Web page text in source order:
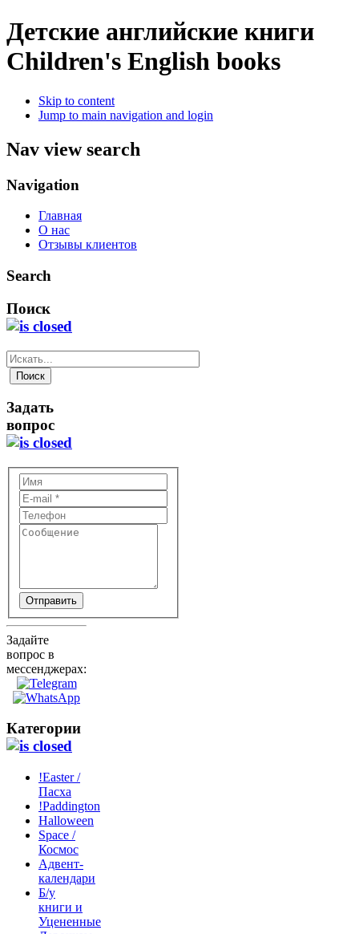
Детские английские книги
Children's English books
Skip to content
Jump to main navigation and login
Nav view search
Navigation
Главная
О нас
Отзывы клиентов
Search
Поиск
Задать
вопрос
Отправить
Задайте
вопрос в
мессенджерах:
Категории
!Easter /
Пасха
!Paddington
Halloween
Space /
Космос
Адвент-
календари
Б/у
книги и
Уцененные